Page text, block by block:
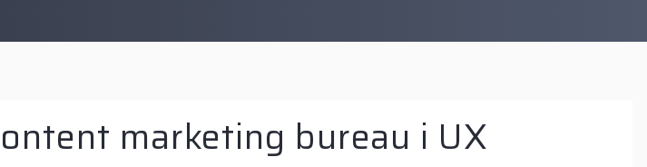
marketing bureau i UX